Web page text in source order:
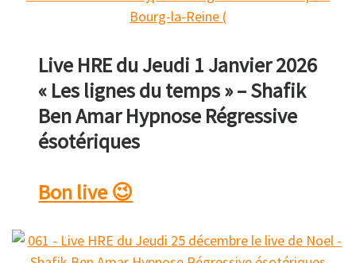
Live HRE du Jeudi 1 Janvier 2026
« Les lignes du temps » – Shafik
Ben Amar Hypnose Régressive
ésotériques
Bon live 😉